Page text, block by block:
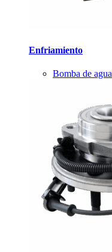
Enfriamiento
Bomba de agua